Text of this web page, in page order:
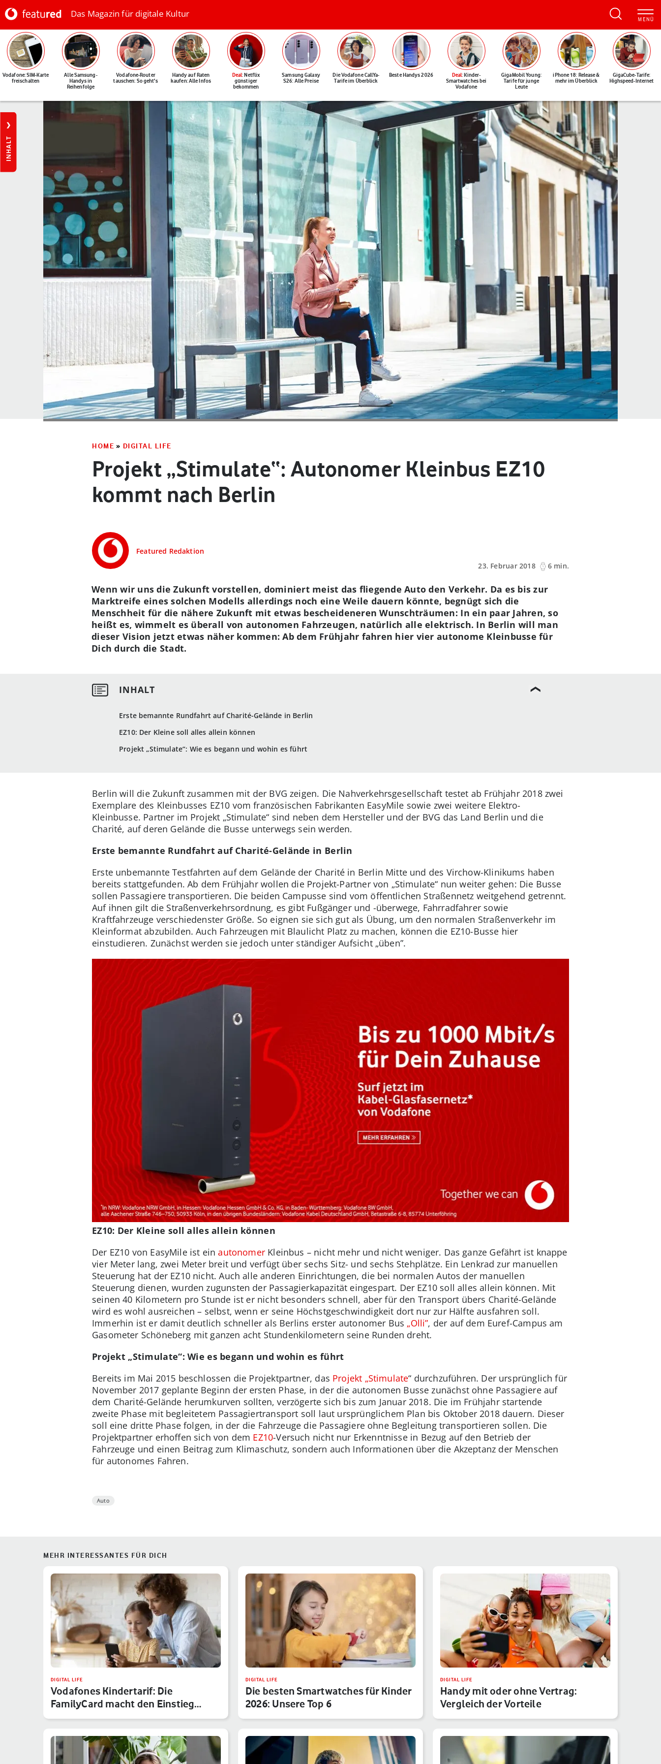
Das Magazin für digitale Kultur
Vodafone: SIM-Karte
freischalten
Alle Samsung-
Handys in
Reihenfolge
Vodafone-Router
tauschen: So geht's
Handy auf Raten
kaufen: Alle Infos
Deal: Netflix
günstiger
bekommen
Samsung Galaxy
S26: Alle Preise
Die Vodafone CallYa-
Tarife im Überblick
Beste Handys 2026 Deal: Kinder-
Smartwatches bei
Vodafone
GigaMobil Young:
Tarife für junge
Leute
iPhone 18: Release &
mehr im Überblick
GigaCube-Tarife:
Highspeed-Internet
INHALT
HOME » DIGITAL LIFE
Projekt „Stimulate“: Autonomer Kleinbus EZ10
kommt nach Berlin
Featured Redaktion
23. Februar 2018
6 min.
Erste bemannte Rundfahrt auf Charité-Gelände in Berlin
EZ10: Der Kleine soll alles allein können
Projekt „Stimulate“: Wie es begann und wohin es führt
Wenn wir uns die Zukunft vorstellen, dominiert meist das fliegende Auto den Verkehr. Da es bis zur
Marktreife eines solchen Modells allerdings noch eine Weile dauern könnte, begnügt sich die
Menschheit für die nähere Zukunft mit etwas bescheideneren Wunschträumen: In ein paar Jahren, so
heißt es, wimmelt es überall von autonomen Fahrzeugen, natürlich alle elektrisch. In Berlin will man
dieser Vision jetzt etwas näher kommen: Ab dem Frühjahr fahren hier vier autonome Kleinbusse für
Dich durch die Stadt.
Berlin will die Zukunft zusammen mit der BVG zeigen. Die Nahverkehrsgesellschaft testet ab Frühjahr 2018 zwei
Exemplare des Kleinbusses EZ10 vom französischen Fabrikanten EasyMile sowie zwei weitere Elektro-
Kleinbusse. Partner im Projekt „Stimulate“ sind neben dem Hersteller und der BVG das Land Berlin und die
Charité, auf deren Gelände die Busse unterwegs sein werden.
Erste bemannte Rundfahrt auf Charité-Gelände in Berlin
Erste unbemannte Testfahrten auf dem Gelände der Charité in Berlin Mitte und des Virchow-Klinikums haben
bereits stattgefunden. Ab dem Frühjahr wollen die Projekt-Partner von „Stimulate“ nun weiter gehen: Die Busse
sollen Passagiere transportieren. Die beiden Campusse sind vom öffentlichen Straßennetz weitgehend getrennt.
Auf ihnen gilt die Straßenverkehrsordnung, es gibt Fußgänger und -überwege, Fahrradfahrer sowie
Kraftfahrzeuge verschiedenster Größe. So eignen sie sich gut als Übung, um den normalen Straßenverkehr im
Kleinformat abzubilden. Auch Fahrzeugen mit Blaulicht Platz zu machen, können die EZ10-Busse hier
einstudieren. Zunächst werden sie jedoch unter ständiger Aufsicht „üben”.
EZ10: Der Kleine soll alles allein können
Der EZ10 von EasyMile ist einautonomer Kleinbus – nicht mehr und nicht weniger. Das ganze Gefährt ist knappe
vier Meter lang, zwei Meter breit und verfügt über sechs Sitz- und sechs Stehplätze. Ein Lenkrad zur manuellen
Steuerung hat der EZ10 nicht. Auch alle anderen Einrichtungen, die bei normalen Autos der manuellen
Steuerung dienen, wurden zugunsten der Passagierkapazität eingespart. Der EZ10 soll alles allein können. Mit
seinen 40 Kilometern pro Stunde ist er nicht besonders schnell, aber für den Transport übers Charité-Gelände
wird es wohl ausreichen – selbst, wenn er seine Höchstgeschwindigkeit dort nur zur Hälfte ausfahren soll.
Immerhin ist er damit deutlich schneller als Berlins erster autonomer Bus „Olli”, der auf dem Euref-Campus am
Gasometer Schöneberg mit ganzen acht Stundenkilometern seine Runden dreht.
Projekt „Stimulate“: Wie es begann und wohin es führt
Bereits im Mai 2015 beschlossen die Projektpartner, das Projekt „Stimulate“ durchzuführen. Der ursprünglich für
November 2017 geplante Beginn der ersten Phase, in der die autonomen Busse zunächst ohne Passagiere auf
dem Charité-Gelände herumkurven sollten, verzögerte sich bis zum Januar 2018. Die im Frühjahr startende
zweite Phase mit begleitetem Passagiertransport soll laut ursprünglichem Plan bis Oktober 2018 dauern. Dieser
soll eine dritte Phase folgen, in der die Fahrzeuge die Passagiere ohne Begleitung transportieren sollen. Die
Projektpartner erhoffen sich von dem EZ10-Versuch nicht nur Erkenntnisse in Bezug auf den Betrieb der
Fahrzeuge und einen Beitrag zum Klimaschutz, sondern auch Informationen über die Akzeptanz der Menschen
für autonomes Fahren.
Auto
MEHR INTERESSANTES FÜR DICH
DIGITAL LIFE
Vodafones Kindertarif: Die
FamilyCard macht den Einstieg
sicher
DIGITAL LIFE
Die besten Smartwatches für Kinder
2026: Unsere Top 6
DIGITAL LIFE
Handy mit oder ohne Vertrag:
Vergleich der Vorteile